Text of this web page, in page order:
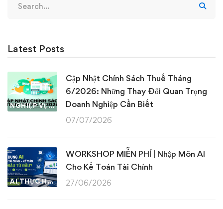
for:
Latest Posts
NGHIỆP VỤ KẾ TOÁN & THUẾ
Cập Nhật Chính Sách Thuế Tháng
6/2026: Những Thay Đổi Quan Trọng
Doanh Nghiệp Cần Biết
07/07/2026
AI THỰC HÀNH
WORKSHOP MIỄN PHÍ | Nhập Môn AI
Cho Kế Toán Tài Chính
27/06/2026